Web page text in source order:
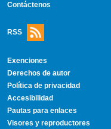
Contáctenos
RSS
Exenciones
Derechos de autor
Política de privacidad
Accesibilidad
Pautas para enlaces
Visores y reproductores